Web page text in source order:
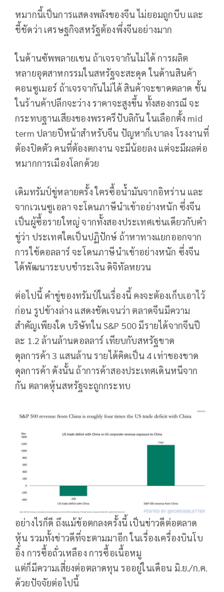
หมากนี้เป็นการแสดงพลังของจีน ไม่ยอมถูกบีบ และ
ชี้ชัดว่า เศรษฐกิจสหรัฐต้องพึ่งจีนอย่างมาก
ในด้านซัพพลายเชน ถ้าเจรจากันไม่ได้ การผลิต
หลายอุตสาหกรรมในสหรัฐจะสะดุด ในด้านสินค้า
คอนซูเมอร์ ถ้าเจรจากันไม่ได้ สินค้าจะขาดตลาด ชั้น
ในร้านค้าปลีกจะว่าง ราคาจะสูงขึ้น ทั้งสองกรณี จะ
กระทบฐานเสียงของพรรครีปับลิกัน ในเลือกตั้ง mid
term ปลายปีหน้าสำหรับจีน ปัญหาก็เบาลง โรงงานที่
ต้องปิดตัว คนที่ต้องตกงาน จะมีน้อยลง แต่จะมีผลต่อ
หมากการเมืองโลกด้วย
เดิมทรัมป์ขู่หลายครั้ง ใครซื้อน้ำมันจากอิหร่าน และ
จากเวเนซูเอลา จะโดนภาษีนำเข้าอย่างหนัก ซึ่งจีน
เป็นผู้ซื้อรายใหญ่ จากทั้งสองประเทศเช่นเดียวกับคำ
ขู่ว่า ประเทศใดเป็นปฏิปักษ์ ถ้าหาทางแยกออกจาก
การใช้ดอลลาร์ จะโดนภาษีนำเข้าอย่างหนัก ซึ่งจีน
ได้พัฒนาระบบชำระเงิน ดิจิทัลหยวน
ต่อไปนี้ คำขู่ของทรัมป์ในเรื่องนี้ คงจะต้องเก็บเอาไว้
ก่อน รูปข้างล่าง แสดงชัดเจนว่า ตลาดจีนมีความ
สำคัญเพียงใด บริษัทใน S&P 500 มีรายได้จากจีนปี
ละ 1.2 ล้านล้านดอลลาร์ เทียบกับสหรัฐขาด
ดุลการค้า 3 แสนล้าน รายได้คิดเป็น 4 เท่าของขาด
ดุลการค้า ดังนั้น ถ้าการค้าสองประเทศเดินหนีจาก
กัน ตลาดหุ้นสหรัฐจะถูกกระทบ
อย่างไรก็ดี ถึงแม้ข้อตกลงครั้งนี้ เป็นข่าวดีต่อตลาด
หุ้น รวมทั้งข่าวดีที่จะตามมาอีก ในเรื่องเครื่องบินโบ
อิ้ง การซื้อถั่วเหลือง การซื้อเนื้อหมู
แต่ก็มีความเสี่ยงต่อตลาดทุน รออยู่ในเดือน มิ.ย./ก.ค.
ด้วยปัจจัยต่อไปนี้